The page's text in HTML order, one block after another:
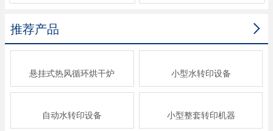

推荐产品
悬挂式热风循环烘干炉 小型水转印设备
自动水转印设备 小型整套转印机器